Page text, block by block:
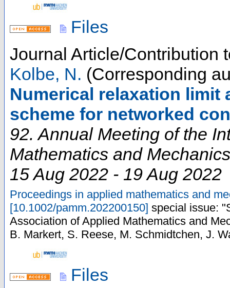
Files
Journal Article/Contribution
Kolbe, N. (Corresponding
Numerical relaxation limit
scheme for networked
92. Annual Meeting of the
Mathematics and Mechanics
15 Aug 2022 - 19 Aug 2022
Proceedings in applied mathematics and
[10.1002/pamm.202200150] special issue:
Association of Applied Mathematics and
B. Markert, S. Reese, M. Schmidtchen, J.
Files